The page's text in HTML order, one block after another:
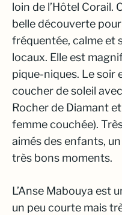
loin de l’Hôtel Corail.
belle découverte
fréquentée, calme et
locaux. Elle est
pique-niques. Le soir
coucher de soleil
Rocher de Diamant
femme couchée).
aimés des enfants,
très bons moments.
L’Anse Mabouya est
un peu courte mais